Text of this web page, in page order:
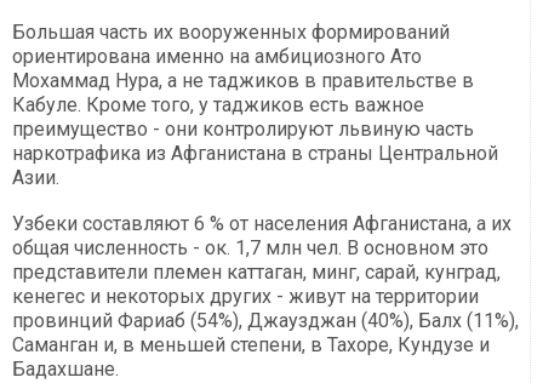
Большая часть их вооруженных формирований
ориентирована именно на амбициозного Ато
Мохаммад Нура, а не таджиков в правительстве в
Кабуле. Кроме того, у таджиков есть важное
преимущество - они контролируют львиную часть
наркотрафика из Афганистана в страны Центральной
Азии.
Узбеки составляют 6 % от населения Афганистана, а их
общая численность - ок. 1,7 млн чел. В основном это
представители племен каттаган, минг, сарай, кунград,
кенегес и некоторых других - живут на территории
провинций Фариаб (54%), Джаузджан (40%), Балх (11%),
Саманган и, в меньшей степени, в Тахоре, Кундузе и
Бадахшане.